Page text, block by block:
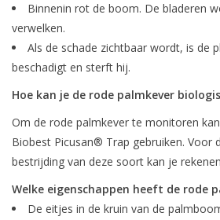
Drukspuiten
Onkruid & Reiniging
Zaden
Nestkasten
Boom bewatering
Binnenin rot de boom. De bladeren
verwelken.
Als de schade zichtbaar wordt, is de
beschadigt en sterft hij.
Hoe kan je de rode palmkever
Om de rode palmkever te monitoren
Biobest Picusan® Trap gebruiken. Voor
bestrijding van deze soort kan je
Welke eigenschappen heeft de rode
De eitjes in de kruin van de